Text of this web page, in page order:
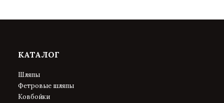
КАТАЛОГ
Шляпы
Фетровые шляпы
Ковбойки